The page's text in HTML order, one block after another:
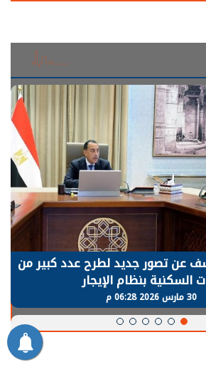
توقف الأنشطة في قطاع الطاقة
لعودة معدلات الإنتاج الطبيعية